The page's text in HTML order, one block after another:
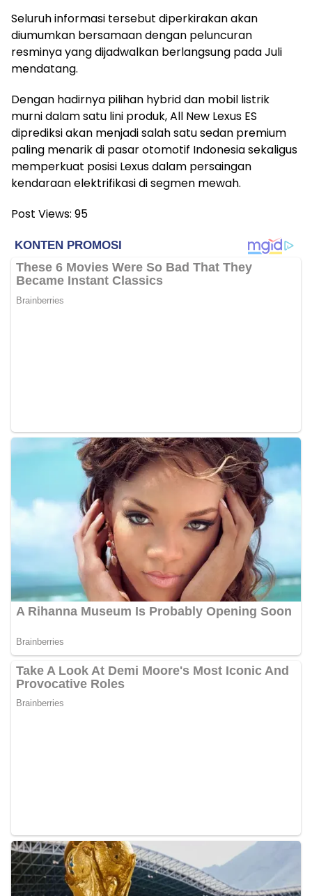
Seluruh informasi tersebut diperkirakan akan
diumumkan bersamaan dengan peluncuran
resminya yang dijadwalkan berlangsung pada Juli
mendatang.
Dengan hadirnya pilihan hybrid dan mobil listrik
murni dalam satu lini produk, All New Lexus ES
diprediksi akan menjadi salah satu sedan premium
paling menarik di pasar otomotif Indonesia sekaligus
memperkuat posisi Lexus dalam persaingan
kendaraan elektrifikasi di segmen mewah.
Post Views: 95